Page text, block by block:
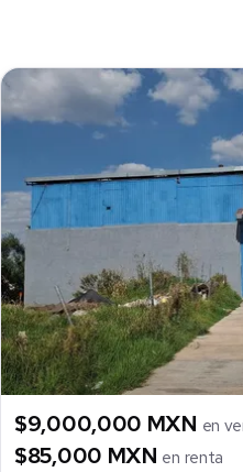
$9,000,000 MXN en
$85,000 MXN en renta